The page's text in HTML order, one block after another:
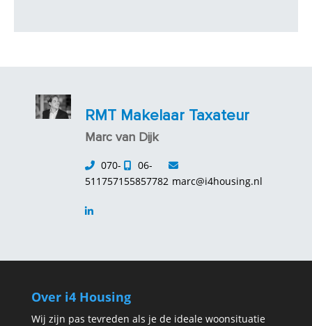
RMT Makelaar Taxateur
Marc van Dijk
070-
5117571
06-
55857782 marc@i4housing.nl
Over i4 Housing
Wij zijn pas tevreden als je de ideale woonsituatie